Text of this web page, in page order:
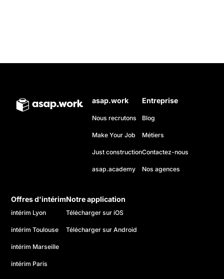
asap.work
Nous recrutons
Make Your Job
Just construction
asap.academy
Entreprise
Blog
Métiers
Contactez-nous
Nos agences
Offres d'intérim
intérim Lyon
intérim Toulouse
intérim Marseille
intérim Paris
Notre application
Télécharger sur iOS
Télécharger sur Android